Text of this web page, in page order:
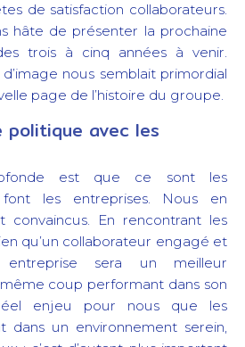
de satisfaction collaborateurs.
hâte de présenter la prochaine
trois à cinq années à venir.
nous semblait primordial
page de l’histoire du groupe.
avec les
est que ce sont les
les entreprises. Nous en
convaincus. En rencontrant les
qu’un collaborateur engagé et
sera un meilleur
coup performant dans son
enjeu pour nous que les
dans un environnement serein,